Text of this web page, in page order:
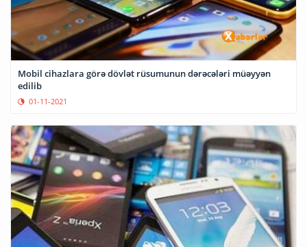
Mobil cihazlara görə dövlət rüsumunun dərəcələri müəyyən
edilib
01-11-2021